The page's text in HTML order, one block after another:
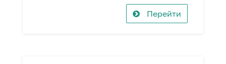
Перейти